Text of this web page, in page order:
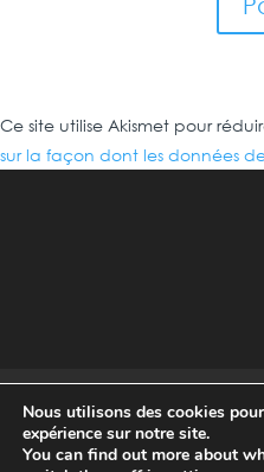
Ce site utilise Akismet pour
sur la façon dont les données
Mentions légales
Règlement
Nous utilisons des cookies
expérience sur notre site.
You can find out more about